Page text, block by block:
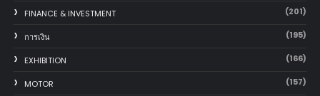
FINANCE & INVESTMENT (201)
การเงิน (195)
EXHIBITION (166)
MOTOR (157)